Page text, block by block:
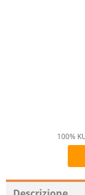
100%